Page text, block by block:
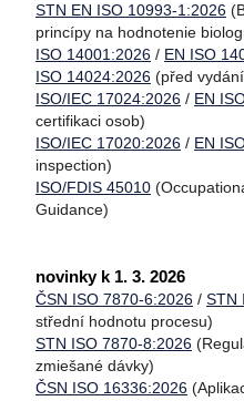
STN EN ISO 10993-1:2026
princípy na hodnotenie
ISO 14001:2026 / EN ISO
ISO 14024:2026 (před
ISO/IEC 17024:2026 / EN
certifikaci osob)
ISO/IEC 17020:2026 / EN
inspection)
ISO/FDIS 45010
Guidance)
novinky k 1. 3. 2026
ČSN ISO 7870-6:2026 / STN
střední hodnotu procesu)
STN ISO 7870-8:2026
zmiešané dávky)
ČSN ISO 16336:2026